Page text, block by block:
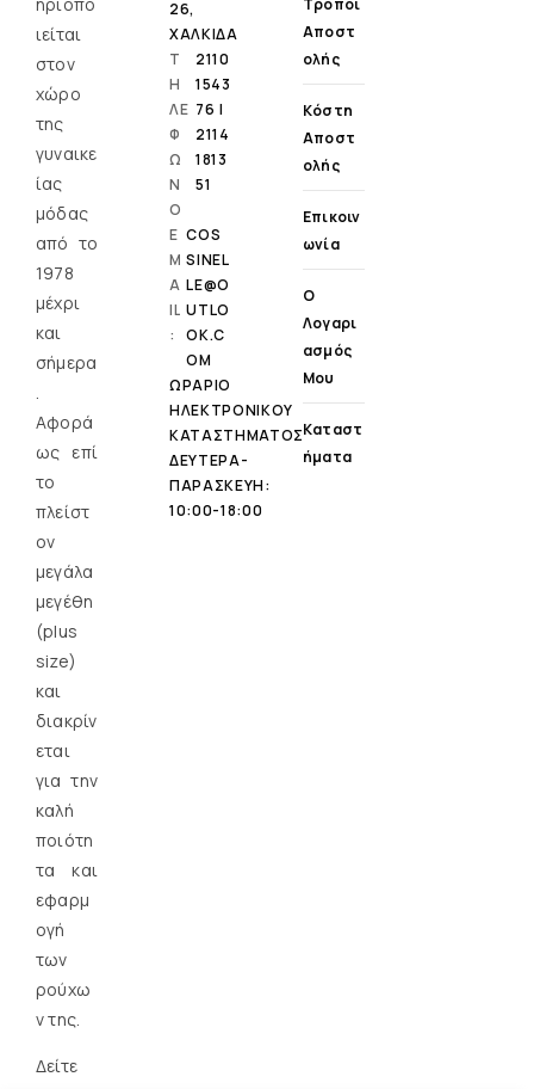
ιείται
στον
χώρο
της
γυναικε
ίας
μόδας
από το
1978
μέχρι
και
σήμερα
.
Αφορά
ως επί
τo
πλείστ
ον
μεγάλα
μεγέθη
(plus
size)
και
διακρίν
εται
για την
καλή
ποιότη
τα και
εφαρμ
ογή
των
ρούχω
ν της.
Δείτε
26,
ΧΑΛΚΙΔΑ
Τ
Η
ΛΕ
Φ
Ω
Ν
Ο
2110
1543
76 |
2114
1813
51
E
M
A
IL
:
COS
SINEL
LE@O
UTLO
OK.C
OM
ΩΡΑΡΙΟ
ΗΛΕΚΤΡΟΝΙΚΟΥ
ΚΑΤΑΣΤΗΜΑΤΟΣ
ΔΕΥΤΕΡΑ-
ΠΑΡΑΣΚΕΥΗ:
10:00-18:00
Τρόποι
Αποστ
Ολής
Κόστη
Αποστ
Ολής
Επικοιν
Ωνία
Ο
Λογαρι
Ασμός
Μου
Καταστ
Ήματα